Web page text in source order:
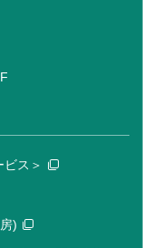
ス＞
)